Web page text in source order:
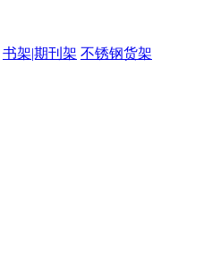
书架|期刊架 不锈钢货架